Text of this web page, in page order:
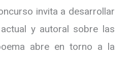
invita a desarrollar
y autoral sobre las
abre en torno a la